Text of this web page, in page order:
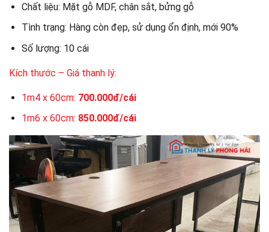
Chất liệu: Mặt gỗ MDF, chân sắt, bửng gỗ
Tình trạng: Hàng còn đẹp, sử dụng ổn định, mới 90%
Số lượng: 10 cái
Kích thước – Giá thanh lý:
1m4 x 60cm: 700.000đ/cái
1m6 x 60cm: 850.000đ/cái